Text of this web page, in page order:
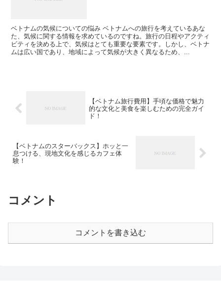
ベトナムの気候についての悩み ベトナムへの旅行を考えているあな
た、気候に関する情報を求めているのですね。旅行の日程やアクティ
ビティを決める上で、気候はとても重要な要素です。しかし、ベトナ
ムは広い国であり、地域によって気候が大きく異なるため、...
【ベトナム旅行費用】手頃な価格で魅力
的な文化と美食を楽しむための完全ガイ
ド！
【ベトナムのスターバックス】ホッと一
息つける、現地文化を感じるカフェ体
験！
コメント
コメントを書き込む